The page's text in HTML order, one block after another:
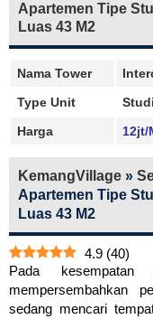
Apartemen Tipe
Luas 43 M2
Nama Tower
Type Unit
Harga
12jt/
KemangVillage »
Apartemen Tipe
Luas 43 M2
4.9 (40)
Pada
mempersembahkan
sedang mencari